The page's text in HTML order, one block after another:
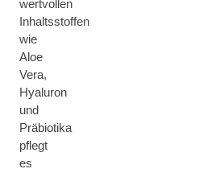
wertvollen
Inhaltsstoffen
wie
Aloe
Vera,
Hyaluron
und
Präbiotika
pflegt
es